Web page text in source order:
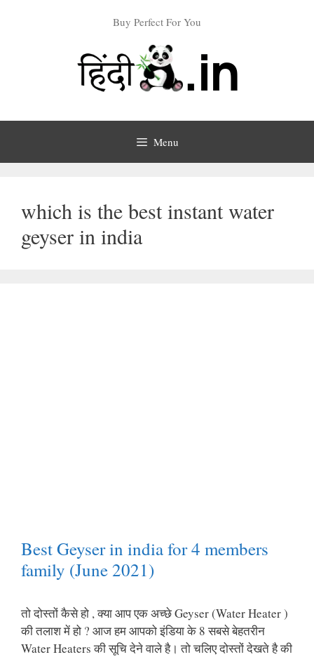
Buy Perfect For You
Menu
which is the best instant water
geyser in india
Best Geyser in india for 4 members
family (June 2021)
तो दोस्तों कैसे हो , क्या आप एक अच्छे Geyser (Water Heater )
की तलाश में हो ? आज हम आपको इंडिया के 8 सबसे बेहतरीन
Water Heaters की सूचि देने वाले है। तो चलिए दोस्तों देखते है की